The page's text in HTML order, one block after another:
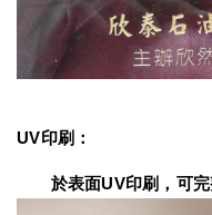
UV印刷：
於表面UV印刷，可完